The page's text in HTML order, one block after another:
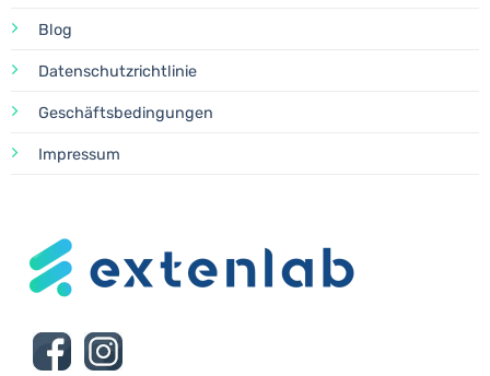
Blog
Datenschutzrichtlinie
Geschäftsbedingungen
Impressum